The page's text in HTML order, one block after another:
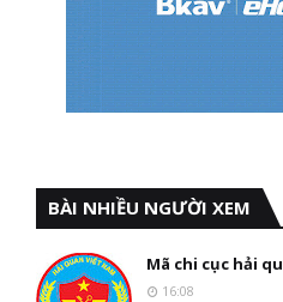
BÀI NHIỀU NGƯỜI XEM
Mã chi cục hải
16:08